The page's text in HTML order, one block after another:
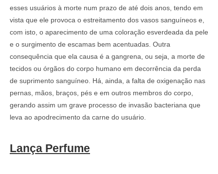
esses usuários à morte num prazo de até dois anos, tendo em
vista que ele provoca o estreitamento dos vasos sanguíneos e,
com isto, o aparecimento de uma coloração esverdeada da pele
e o surgimento de escamas bem acentuadas. Outra
consequência que ela causa é a gangrena, ou seja, a morte de
tecidos ou órgãos do corpo humano em decorrência da perda
de suprimento sanguíneo. Há, ainda, a falta de oxigenação nas
pernas, mãos, braços, pés e em outros membros do corpo,
gerando assim um grave processo de invasão bacteriana que
leva ao apodrecimento da carne do usuário.
Lança Perfume